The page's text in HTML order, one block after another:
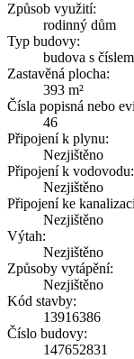
Způsob využití:
rodinný dům
Typ budovy:
budova s
Zastavěná plocha:
393 m²
Čísla popisná nebo
46
Připojení k plynu:
Nezjištěno
Připojení k vodovodu:
Nezjištěno
Připojení ke
Nezjištěno
Výtah:
Nezjištěno
Způsoby vytápění:
Nezjištěno
Kód stavby:
13916386
Číslo budovy:
147652831